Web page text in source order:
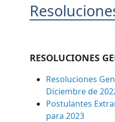
RESOLUCIONES
Resoluciones
Diciembre de
Postulantes
para 2023